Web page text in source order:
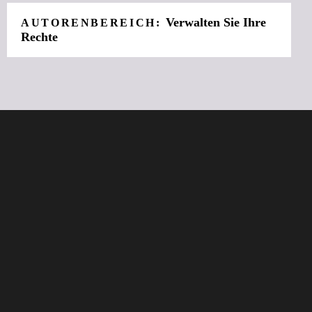
AUTORENBEREICH:Verwalten Sie Ihre
Rechte